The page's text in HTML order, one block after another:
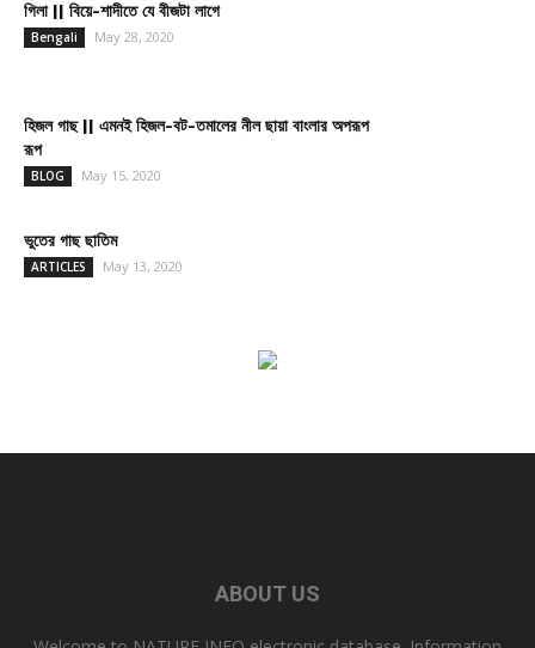
গিলা || বিয়ে-শাদীতে যে বীজটা লাগে
Bengali May 28, 2020
হিজল গাছ || এমনই হিজল-বট-তমালের নীল ছায়া বাংলার অপরূপ
রূপ
BLOG May 15, 2020
ভুতের গাছ ছাতিম
ARTICLES May 13, 2020
ABOUT US